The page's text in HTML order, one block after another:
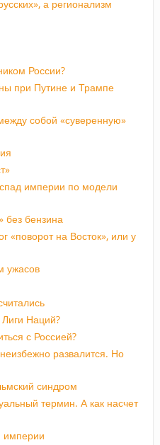
а регионализм
России?
при Путине и Трампе
собой «суверенную»
империи по модели
без бензина
«поворот на Восток», или у
ужасов
Наций?
с Россией?
развалится. Но
синдром
термин. А как насчет
империи